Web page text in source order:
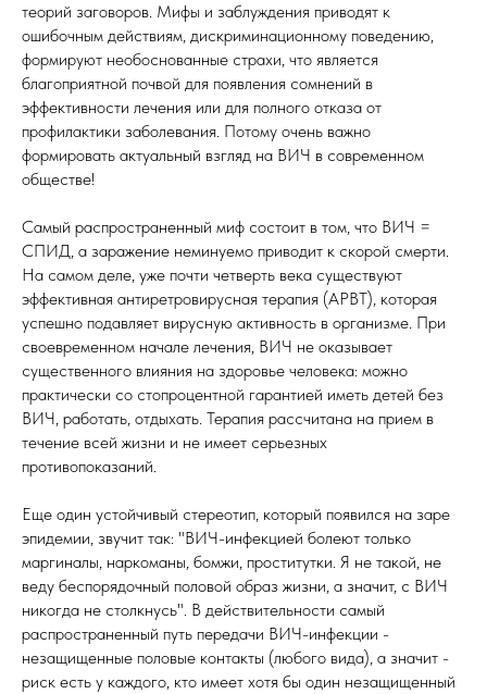
теорий заговоров. Мифы и заблуждения приводят к
ошибочным действиям, дискриминационному поведению,
формируют необоснованные страхи, что является
благоприятной почвой для появления сомнений в
эффективности лечения или для полного отказа от
профилактики заболевания. Потому очень важно
формировать актуальный взгляд на ВИЧ в современном
обществе!
Самый распространенный миф состоит в том, что ВИЧ =
СПИД, а заражение неминуемо приводит к скорой смерти.
На самом деле, уже почти четверть века существуют
эффективная антиретровирусная терапия (АРВТ), которая
успешно подавляет вирусную активность в организме. При
своевременном начале лечения, ВИЧ не оказывает
существенного влияния на здоровье человека: можно
практически со стопроцентной гарантией иметь детей без
ВИЧ, работать, отдыхать. Терапия рассчитана на прием в
течение всей жизни и не имеет серьезных
противопоказаний.
Еще один устойчивый стереотип, который появился на заре
эпидемии, звучит так: "ВИЧ-инфекцией болеют только
маргиналы, наркоманы, бомжи, проститутки. Я не такой, не
веду беспорядочный половой образ жизни, а значит, с ВИЧ
никогда не столкнусь". В действительности самый
распространенный путь передачи ВИЧ-инфекции -
незащищенные половые контакты (любого вида), а значит -
риск есть у каждого, кто имеет хотя бы один незащищенный